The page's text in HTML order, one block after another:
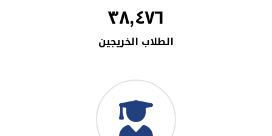
٣٨,٤٧٦
الطلاب الخريجين